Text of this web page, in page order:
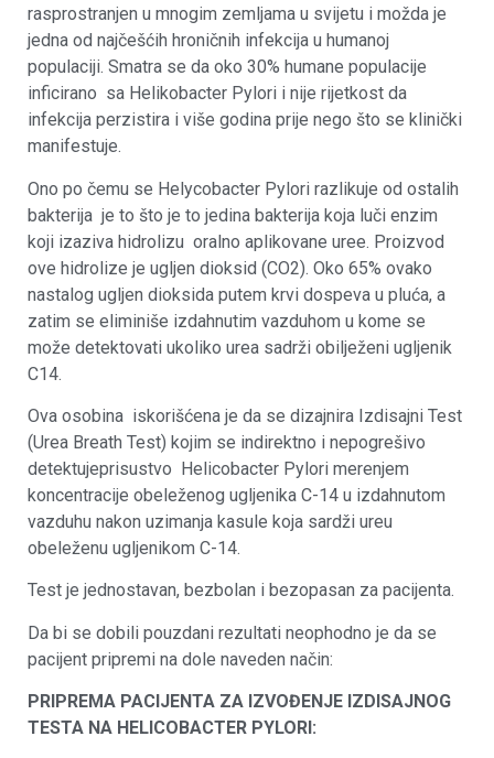
rasprostranjen u mnogim zemljama u svijetu i možda je
jedna od najčešćih hroničnih infekcija u humanoj
populaciji. Smatra se da oko 30% humane populacije
inficirano sa Helikobacter Pylori i nije rijetkost da
infekcija perzistira i više godina prije nego što se klinički
manifestuje.
Ono po čemu se Helycobacter Pylori razlikuje od ostalih
bakterija je to što je to jedina bakterija koja luči enzim
koji izaziva hidrolizu oralno aplikovane uree. Proizvod
ove hidrolize je ugljen dioksid (CO2). Oko 65% ovako
nastalog ugljen dioksida putem krvi dospeva u pluća, a
zatim se eliminiše izdahnutim vazduhom u kome se
može detektovati ukoliko urea sadrži obilježeni ugljenik
C14.
Ova osobina iskorišćena je da se dizajnira Izdisajni Test
(Urea Breath Test) kojim se indirektno i nepogrešivo
detektujeprisustvo Helicobacter Pylori merenjem
koncentracije obeleženog ugljenika C-14 u izdahnutom
vazduhu nakon uzimanja kasule koja sardži ureu
obeleženu ugljenikom C-14.
Test je jednostavan, bezbolan i bezopasan za pacijenta.
Da bi se dobili pouzdani rezultati neophodno je da se
pacijent pripremi na dole naveden način:
PRIPREMA PACIJENTA ZA IZVOĐENJE IZDISAJNOG
TESTA NA HELICOBACTER PYLORI: